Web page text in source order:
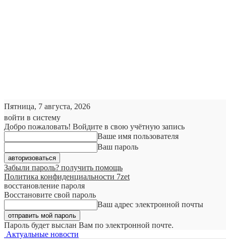
Пятница, 7 августа, 2026
войти в систему
Добро пожаловать! Войдите в свою учётную запись
Ваше имя пользователя
Ваш пароль
Забыли пароль? получить помощь
Политика конфиденциальности 7zet
восстановление пароля
Восстановите свой пароль
Ваш адрес электронной почты
Пароль будет выслан Вам по электронной почте.
Актуальные новости